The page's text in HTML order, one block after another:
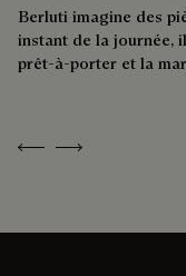
Previous
Next
Berluti imagine des
instant de la journée,
prêt-à-porter et la